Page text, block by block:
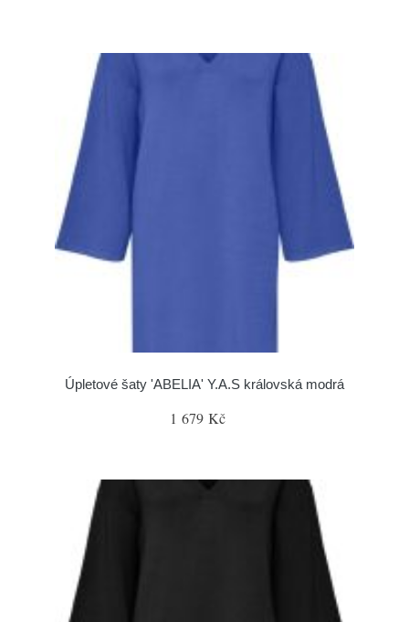
Úpletové šaty 'ABELIA' Y.A.S královská modrá
1 679 Kč